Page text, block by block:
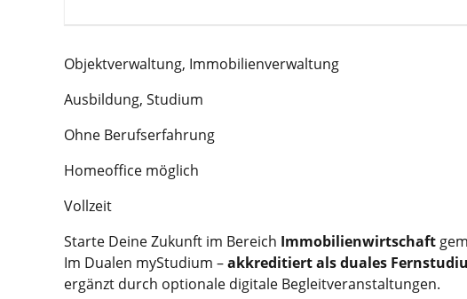
Objektverwaltung, Immobilienverwaltung
Ausbildung, Studium
Ohne Berufserfahrung
Homeoffice möglich
Vollzeit
Starte Deine Zukunft im Bereich Immobilienwirtschaft
Im Dualen myStudium –akkreditiert als duales
ergänzt durch optionale digitale Begleitveranstaltungen.